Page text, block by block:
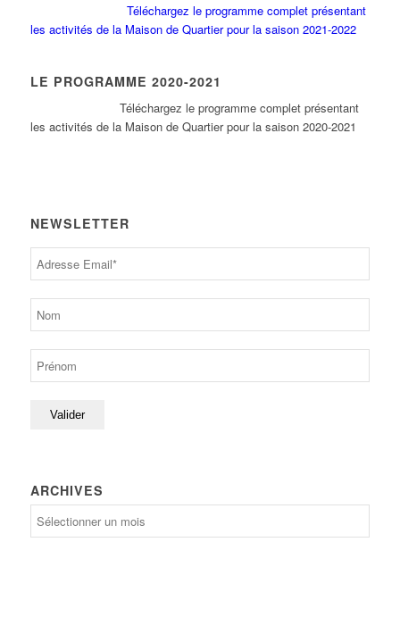
Téléchargez le programme complet présentant
les activités de la Maison de Quartier pour la saison 2021-2022
LE PROGRAMME 2020-2021
Téléchargez le programme complet présentant
les activités de la Maison de Quartier pour la saison 2020-2021
NEWSLETTER
ARCHIVES